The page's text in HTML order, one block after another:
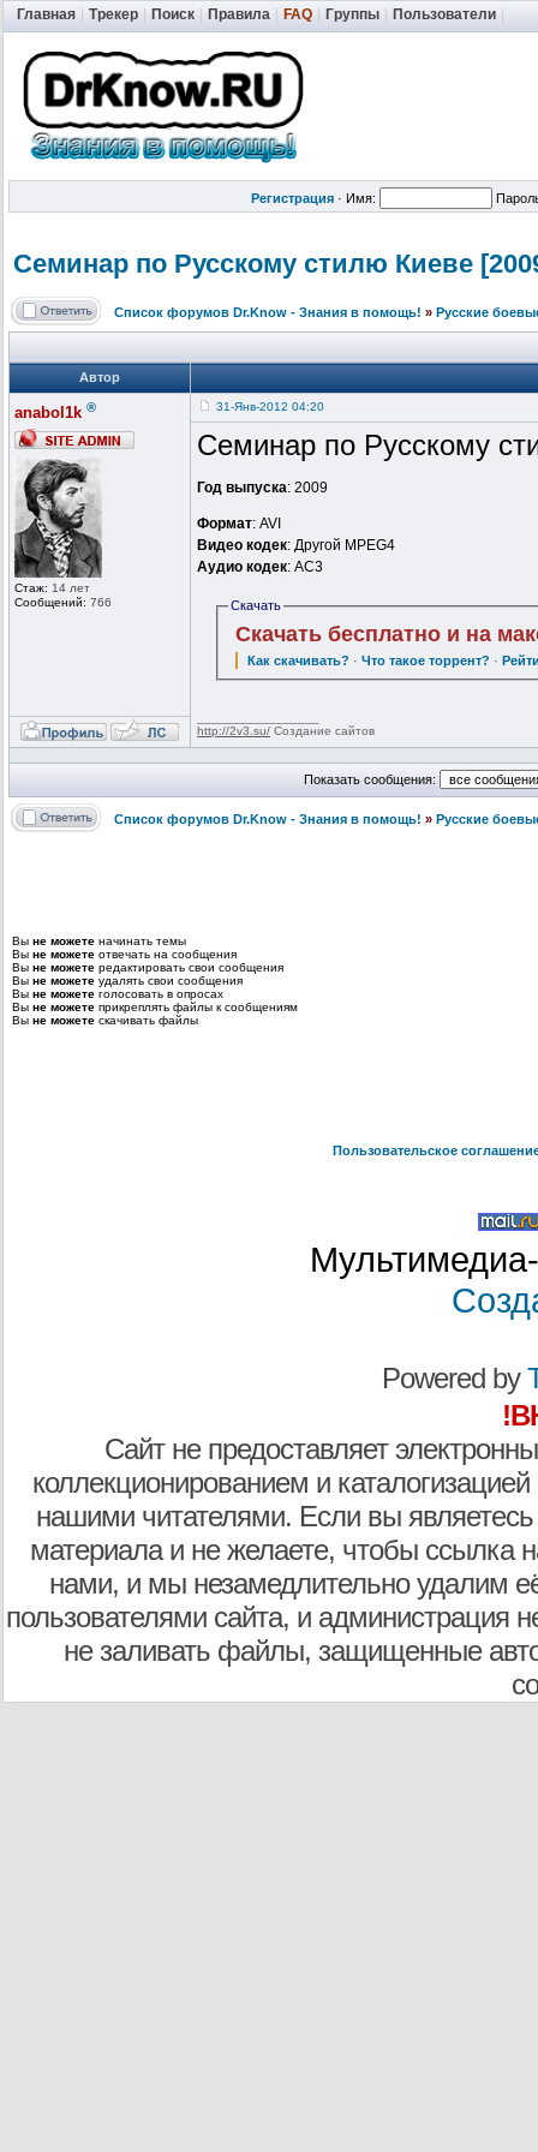
Главная Трекер Поиск Правила FAQ Группы Пользователи
Регистрация · Имя:
Семинар по Русскому стилю Киеве
Список форумов Dr.Know - Знания в помощь! » Русские
Автор
anabol1k ®
Стаж: 14 лет
Сообщений: 766
31-Янв-2012 04:20
Семинар по Русскому
Год выпуска: 2009
Формат: AVI
Видео кодек: Другой MPEG4
Аудио кодек: AC3
Скачать
Скачать бесплатно и на
Как скачивать? ·Что такое торрент? ·
http://2v3.su/ Создание сайтов
Показать сообщения:
Список форумов Dr.Know - Знания в помощь! » Русские
Вы не можете начинать темы
Вы не можете отвечать на сообщения
Вы не можете редактировать свои сообщения
Вы не можете удалять свои сообщения
Вы не можете голосовать в опросах
Вы не можете прикреплять файлы к сообщениям
Вы не можете скачивать файлы
Пользовательское
Powered by
Сайт не предоставляет
коллекционированием и
нашими читателями. Если вы являетесь
материала и не желаете, чтобы ссылка
нами, и мы незамедлительно удалим
пользователями сайта, и администрация
не заливать файлы, защищенные